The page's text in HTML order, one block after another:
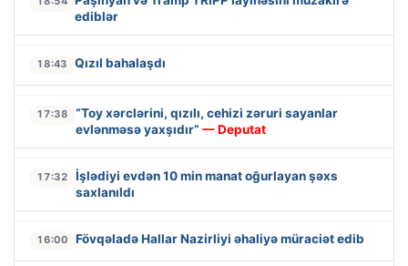
ediblər
18:43 Qızıl bahalaşdı
17:38
“Toy xərclərini, qızılı, cehizi zəruri sayanlar
evlənməsə yaxşıdır” — Deputat
17:32
İşlədiyi evdən 10 min manat oğurlayan şəxs
saxlanıldı
16:00 Fövqəladə Hallar Nazirliyi əhaliyə müraciət edib